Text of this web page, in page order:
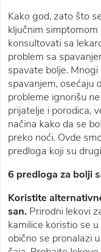
Kako god, zato što
ključnim
konsultovati sa
problem sa
spavate bolje.
spavanjem, osećaju
probleme ignorišu
prijatelje i porodica,
načina kako da se
preko noći. Ovde
predloga koji su
6 predloga za bolji
Koristite
san. Prirodni lekovi
kamilice koristio se
obično se pronalazi